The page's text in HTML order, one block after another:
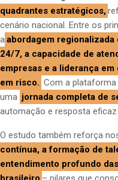
quadrantes estratégicos,
cenário nacional. Entre os
aabordagem
24/7, a capacidade de
empresas e a liderança
em risco. Com a plataforma
uma jornada completa de
automação e resposta eficaz
O estudo também reforça
contínua, a formação de
entendimento profundo